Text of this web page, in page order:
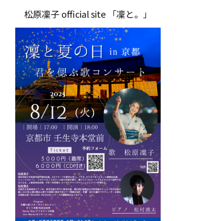
松原凜子 official site 「凜と。」